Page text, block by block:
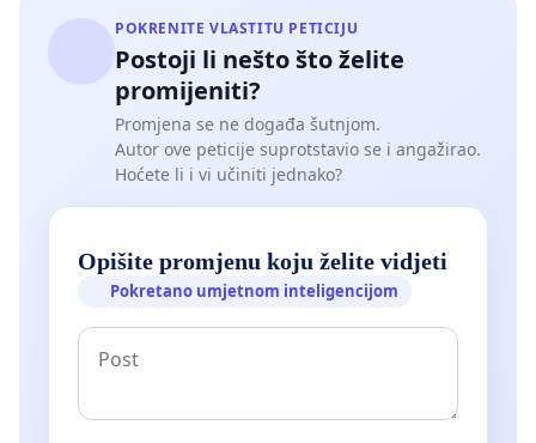
POKRENITE VLASTITU PETICIJU
Postoji li nešto što želite
promijeniti?
Promjena se ne događa šutnjom.
Autor ove peticije suprotstavio se i angažirao.
Hoćete li i vi učiniti jednako?
Opišite promjenu koju želite vidjeti
Pokretano umjetnom inteligencijom